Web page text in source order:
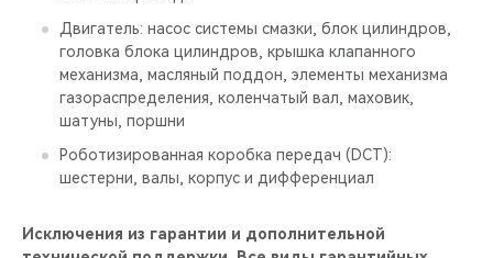
Двигатель: насос системы смазки, блок цилиндров,
головка блока цилиндров, крышка клапанного
механизма, масляный поддон, элементы механизма
газораспределения, коленчатый вал, маховик,
шатуны, поршни
Роботизированная коробка передач (DCT):
шестерни, валы, корпус и дифференциал
Исключения из гарантии и дополнительной